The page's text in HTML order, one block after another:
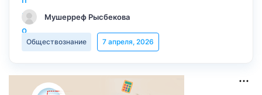
Мушерреф Рысбекова
Обществознание 7 апреля, 2026